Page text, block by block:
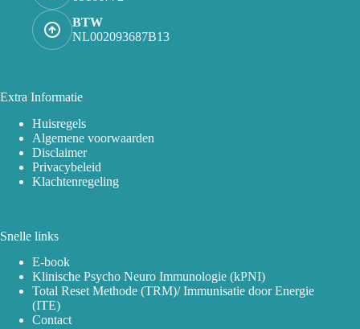
BTW
NL002093687B13
Extra Informatie
Huisregels
Algemene voorwaarden
Disclaimer
Privacybeleid
Klachtenregeling
Snelle links
E-book
Klinische Psycho Neuro Immunologie (kPNI)
Total Reset Methode (TRM)/ Immunisatie door Energie
(ITE)
Contact